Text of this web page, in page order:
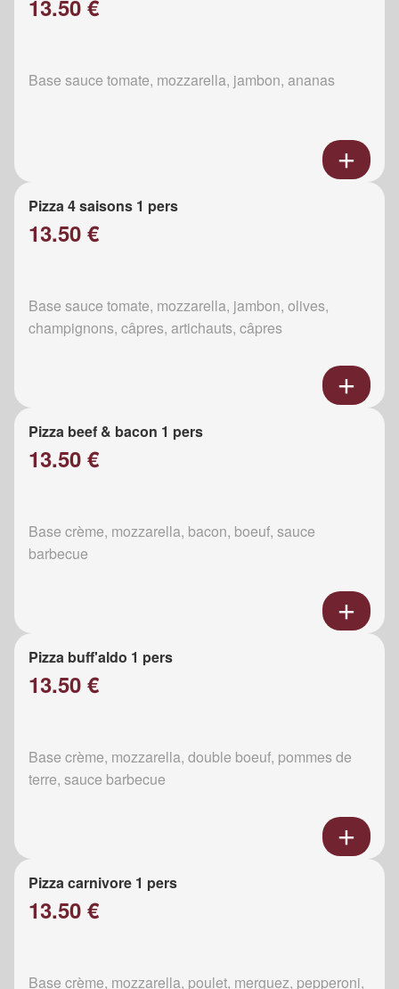
13.50 €
Base sauce tomate, mozzarella, jambon, ananas
Pizza 4 saisons 1 pers
13.50 €
Base sauce tomate, mozzarella, jambon, olives,
champignons, câpres, artichauts, câpres
Pizza beef & bacon 1 pers
13.50 €
Base crème, mozzarella, bacon, boeuf, sauce
barbecue
Pizza buff'aldo 1 pers
13.50 €
Base crème, mozzarella, double boeuf, pommes de
terre, sauce barbecue
Pizza carnivore 1 pers
13.50 €
Base crème, mozzarella, poulet, merguez, pepperoni,